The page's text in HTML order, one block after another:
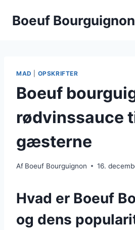
Boeuf Bourguignon
MAD OPSKRIFTER
Boeuf
rødvinssauce
gæsterne
Af Boeuf Bourguignon 16.
Hvad er Boeuf
og dens